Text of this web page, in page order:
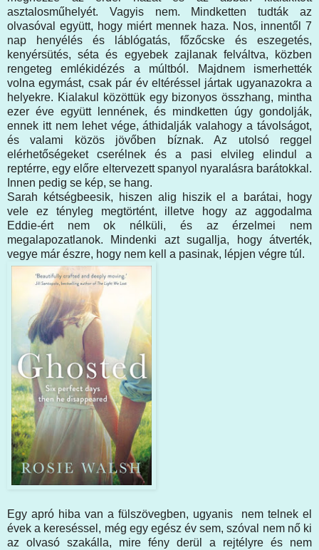
asztalosműhelyét. Vagyis nem. Mindketten tudták az
olvasóval együtt, hogy miért mennek haza. Nos, innentől 7
nap henyélés és láblógatás, főzőcske és eszegetés,
kenyérsütés, séta és egyebek zajlanak felváltva, közben
rengeteg emlékidézés a múltból. Majdnem ismerhették
volna egymást, csak pár év eltéréssel jártak ugyanazokra a
helyekre. Kialakul közöttük egy bizonyos összhang, mintha
ezer éve együtt lennének, és mindketten úgy gondolják,
ennek itt nem lehet vége, áthidalják valahogy a távolságot,
és valami közös jövőben bíznak. Az utolsó reggel
elérhetőségeket cserélnek és a pasi elvileg elindul a
reptérre, egy előre eltervezett spanyol nyaralásra barátokkal.
Innen pedig se kép, se hang.
Sarah kétségbeesik, hiszen alig hiszik el a barátai, hogy
vele ez tényleg megtörtént, illetve hogy az aggodalma
Eddie-ért nem ok nélküli, és az érzelmei nem
megalapozatlanok. Mindenki azt sugallja, hogy átverték,
vegye már észre, hogy nem kell a pasinak, lépjen végre túl.
Egy apró hiba van a fülszövegben, ugyanis nem telnek el
évek a kereséssel, még egy egész év sem, szóval nem nő ki
az olvasó szakálla, mire fény derül a rejtélyre és nem